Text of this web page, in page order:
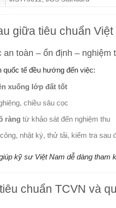
giữa tiêu chuẩn
an toàn – ổn định – nghiệm
tế đều hướng đến việc:
xuống lớp đất tốt
chiều sâu cọc
ràng từ khảo sát đến nghiệm thu
nhật ký, thử tải, kiểm tra sau
kỹ sư Việt Nam dễ dàng tham
chuẩn TCVN và